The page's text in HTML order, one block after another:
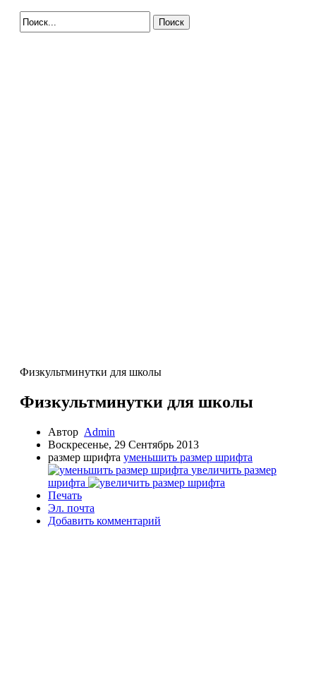
Поиск
Физкультминутки для школы
Физкультминутки для школы
Автор Admin
Воскресенье, 29 Сентябрь 2013
размер шрифта уменьшить размер шрифта
увеличить размер
шрифта
Печать
Эл. почта
Добавить комментарий